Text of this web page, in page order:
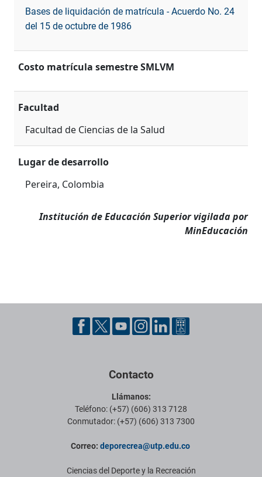
Bases de liquidación de matrícula - Acuerdo No. 24
del 15 de octubre de 1986
Costo matrícula semestre SMLVM
Facultad
Facultad de Ciencias de la Salud
Lugar de desarrollo
Pereira, Colombia
Institución de Educación Superior vigilada por
MinEducación
Pie de página con información de contacto, redes sociales y datos
Contacto
Llámanos:
Teléfono: (+57) (606) 313 7128
Conmutador: (+57) (606) 313 7300
Correo: deporecrea@utp.edu.co
Ciencias del Deporte y la Recreación